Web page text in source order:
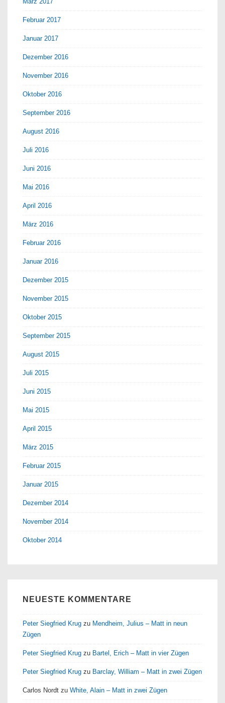
Februar 2017
Januar 2017
Dezember 2016
November 2016
Oktober 2016
September 2016
August 2016
Juli 2016
Juni 2016
Mai 2016
April 2016
März 2016
Februar 2016
Januar 2016
Dezember 2015
November 2015
Oktober 2015
September 2015
August 2015
Juli 2015
Juni 2015
Mai 2015
April 2015
März 2015
Februar 2015
Januar 2015
Dezember 2014
November 2014
Oktober 2014
NEUESTE KOMMENTARE
Peter Siegfried Krug zu Mendheim, Julius – Matt in neun
Zügen
Peter Siegfried Krug zu Bartel, Erich – Matt in vier Zügen
Peter Siegfried Krug zu Barclay, William – Matt in zwei Zügen
Carlos Nordt zu White, Alain – Matt in zwei Zügen